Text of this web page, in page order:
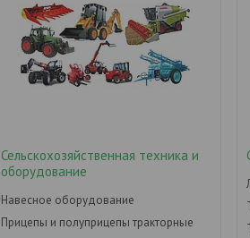
Сельскохозяйственная техника и
оборудование
Навесное оборудование
Прицепы и полуприцепы тракторные